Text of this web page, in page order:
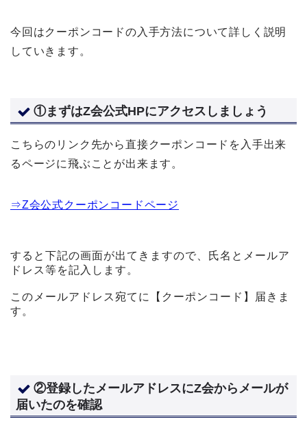
今回はクーポンコードの入手方法について詳しく説明
していきます。
①まずはZ会公式HPにアクセスしましょう
こちらのリンク先から直接クーポンコードを入手出来
るページに飛ぶことが出来ます。
⇒Z会公式クーポンコードページ
すると下記の画面が出てきますので、氏名とメールア
ドレス等を記入します。
このメールアドレス宛てに【クーポンコード】届きま
す。
②登録したメールアドレスにZ会からメールが
届いたのを確認